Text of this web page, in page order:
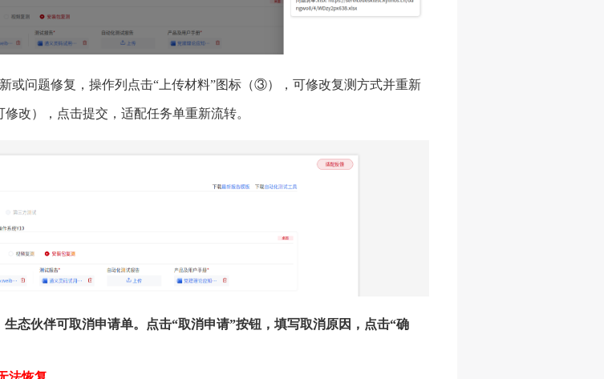
或问题修复，操作列点击“上传材料”图标（③），可修改复测方式并重新
改），点击提交，适配任务单重新流转。
态伙伴可取消申请单。点击“取消申请”按钮，填写取消原因，点击“确